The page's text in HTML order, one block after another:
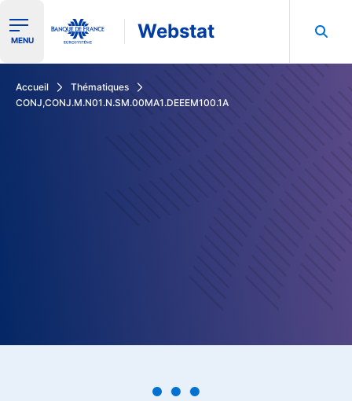
Ouvrir le menu de navigation
MENU Webstat
Accueil
Thématiques
CONJ,CONJ.M.N01.N.SM.00MA1.DEEEM100.1A